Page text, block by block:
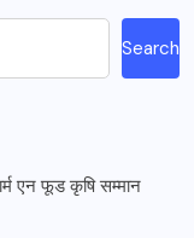
Search
एन फूड कृषि सम्मान